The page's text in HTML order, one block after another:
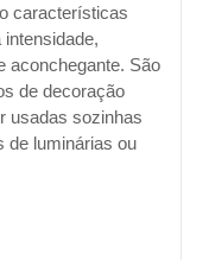
características
aconchegante. São
de decoração
usadas sozinhas
de luminárias ou